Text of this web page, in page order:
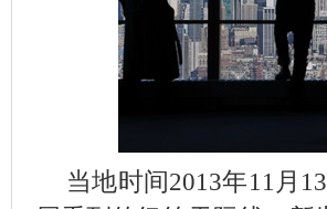
当地时间2013年11月